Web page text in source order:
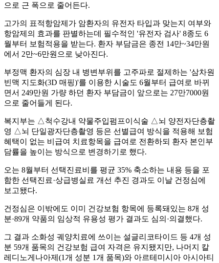
으로 근 폭으로 줄어든다.
고가의 표적항암제가 암환자의 유전자 타입과 맞는지 여부와
항암제의 효과를 판별하는데 필수적인 '유전자 검사' 8종도 6
월부터 보험적용을 받는다. 환자 부담금은 종전 14만~34만원
에서 2만~6만원으로 낮아진다.
부정맥 환자의 심장 내 병변부위를 고주파로 절제하는 '삼차원
빈맥 지도화(3D 매핑)'를 이용한 시술도 6월부터 급여로 바뀌
면서 249만원 가량 하던 환자 부담금이 앞으로는 27만7000원
으로 줄어들게 된다.
복지부는 △척수강내 약물주입펌프이식술 △뇌 양전자단층촬
영 △뇌 단일광자단층촬영 등은 선별급여 방식을 적용해 보험
혜택이 없는 비급여 치료항목을 급여로 전환하되 환자 본인부
담률을 높이는 방식으로 변경하기로 했다.
오는 8월부터 선택진료비를 평균 35% 축소하는 내용 등을 포
함한 선택진료·상급병실료 개선 추진 경과도 이날 건정심에
보고됐다.
건정심은 이밖에도 이미 건강보험 항목에 등록돼있는 8개 성
분·89개 약품의 임상적 유용성 평가 결과도 심의·의결했다.
그 결과 소화성 궤양치료에 쓰이는 설글리코타이드 등 4개 성
분 59개 품목의 건강보험 급여 자격은 유지됐지만, 나머지 칼
레디노게나아제(1개 성분 1개 품목)와 아르테미시아 아시아티